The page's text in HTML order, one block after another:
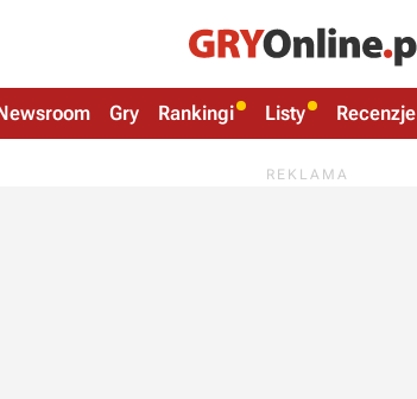
Gry Rankingi Listy Recenzje